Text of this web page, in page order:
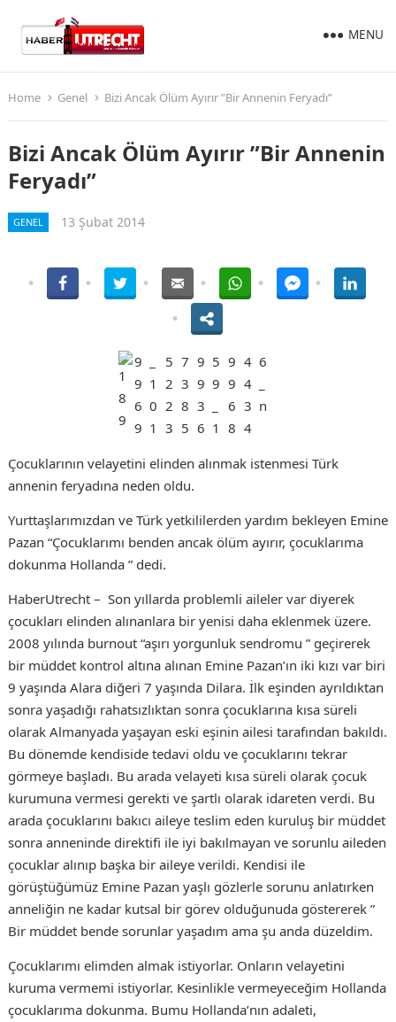
MENU
Home Genel Bizi Ancak Ölüm Ayırır ”Bir Annenin Feryadı”
Bizi Ancak Ölüm Ayırır ”Bir Annenin
Feryadı”
GENEL 13 Şubat 2014
Çocuklarının velayetini elinden alınmak istenmesi Türk
annenin feryadına neden oldu.
Yurttaşlarımızdan ve Türk yetkililerden yardım bekleyen Emine
Pazan “Çocuklarımı benden ancak ölüm ayırır, çocuklarıma
dokunma Hollanda ” dedi.
HaberUtrecht – Son yıllarda problemli aileler var diyerek
çocukları elinden alınanlara bir yenisi daha eklenmek üzere.
2008 yılında burnout “aşırı yorgunluk sendromu ” geçirerek
bir müddet kontrol altına alınan Emine Pazan’ın iki kızı var biri
9 yaşında Alara diğeri 7 yaşında Dilara. İlk eşinden ayrıldıktan
sonra yaşadığı rahatsızlıktan sonra çocuklarına kısa süreli
olarak Almanyada yaşayan eski eşinin ailesi tarafından bakıldı.
Bu dönemde kendiside tedavi oldu ve çocuklarını tekrar
görmeye başladı. Bu arada velayeti kısa süreli olarak çocuk
kurumuna vermesi gerekti ve şartlı olarak idareten verdi. Bu
arada çocuklarını bakıcı aileye teslim eden kuruluş bir müddet
sonra anneninde direktifi ile iyi bakılmayan ve sorunlu aileden
çocuklar alınıp başka bir aileye verildi. Kendisi ile
görüştüğümüz Emine Pazan yaşlı gözlerle sorunu anlatırken
anneliğin ne kadar kutsal bir görev olduğunuda göstererek ”
Bir müddet bende sorunlar yaşadım ama şu anda düzeldim.
Çocuklarımı elimden almak istiyorlar. Onların velayetini
kuruma vermemi istiyorlar. Kesinlikle vermeyeceğim Hollanda
çocuklarıma dokunma. Bumu Hollanda’nın adaleti,